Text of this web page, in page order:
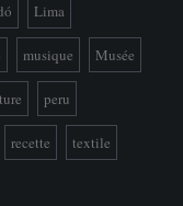
Lima
musique Musée
peru
recette textile